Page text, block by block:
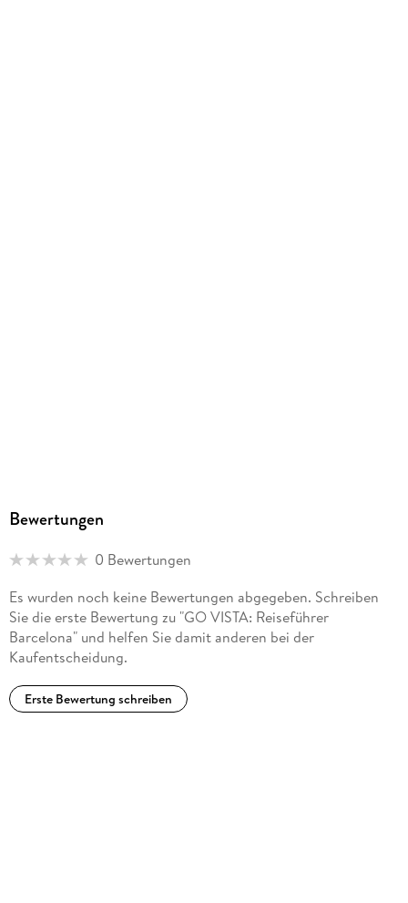
Bewertungen
0 Bewertungen
Es wurden noch keine Bewertungen abgegeben. Schreiben
Sie die erste Bewertung zu "GO VISTA: Reiseführer
Barcelona" und helfen Sie damit anderen bei der
Kaufentscheidung.
Erste Bewertung schreiben